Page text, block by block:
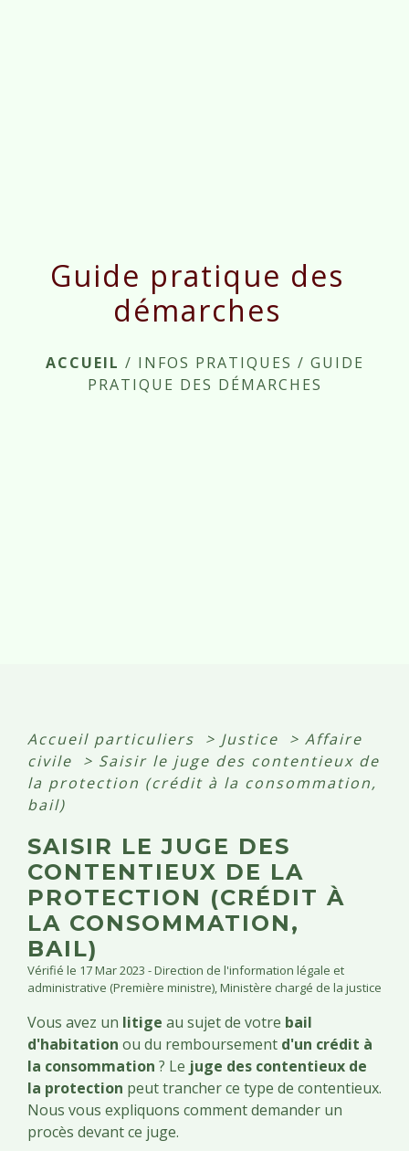
Guide pratique des
démarches
ACCUEIL / INFOS PRATIQUES / GUIDE
PRATIQUE DES DÉMARCHES
Accueil particuliers > Justice > Affaire
civile
> Saisir le juge des contentieux de
la protection (crédit à la consommation,
bail)
SAISIR LE JUGE DES
CONTENTIEUX DE LA
PROTECTION (CRÉDIT À
LA CONSOMMATION,
BAIL)
Vérifié le 17 Mar 2023 - Direction de l'information légale et
administrative (Première ministre), Ministère chargé de la justice
Vous avez un litige au sujet de votre bail
d'habitation ou du remboursement d'un crédit à
la consommation ? Le juge des contentieux de
la protection peut trancher ce type de contentieux.
Nous vous expliquons comment demander un
procès devant ce juge.